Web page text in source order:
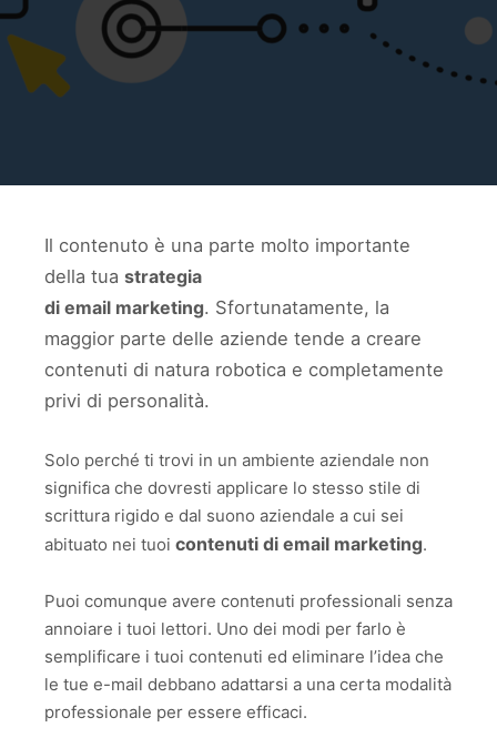
Il contenuto è una parte molto importante
della tua strategia
di email marketing. Sfortunatamente, la
maggior parte delle aziende tende a creare
contenuti di natura robotica e completamente
privi di personalità.
Solo perché ti trovi in ​​un ambiente aziendale non
significa che dovresti applicare lo stesso stile di
scrittura rigido e dal suono aziendale a cui sei
abituato nei tuoi contenuti di email marketing.
Puoi comunque avere contenuti professionali senza
annoiare i tuoi lettori. Uno dei modi per farlo è
semplificare i tuoi contenuti ed eliminare l’idea che
le tue e-mail debbano adattarsi a una certa modalità
professionale per essere efficaci.